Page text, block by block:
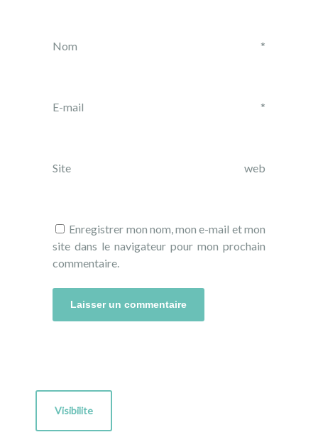
Nom *
E-mail *
Site web
Enregistrer mon nom, mon e-mail et mon
site dans le navigateur pour mon prochain
commentaire.
Visibilite